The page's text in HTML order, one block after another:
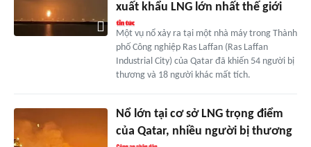
xuất khẩu LNG lớn nhất thế giới
Một vụ nổ xảy ra tại một nhà máy trong Thành
phố Công nghiệp Ras Laffan (Ras Laffan
Industrial City) của Qatar đã khiến 54 người bị
thương và 18 người khác mất tích.
Nổ lớn tại cơ sở LNG trọng điểm
của Qatar, nhiều người bị thương